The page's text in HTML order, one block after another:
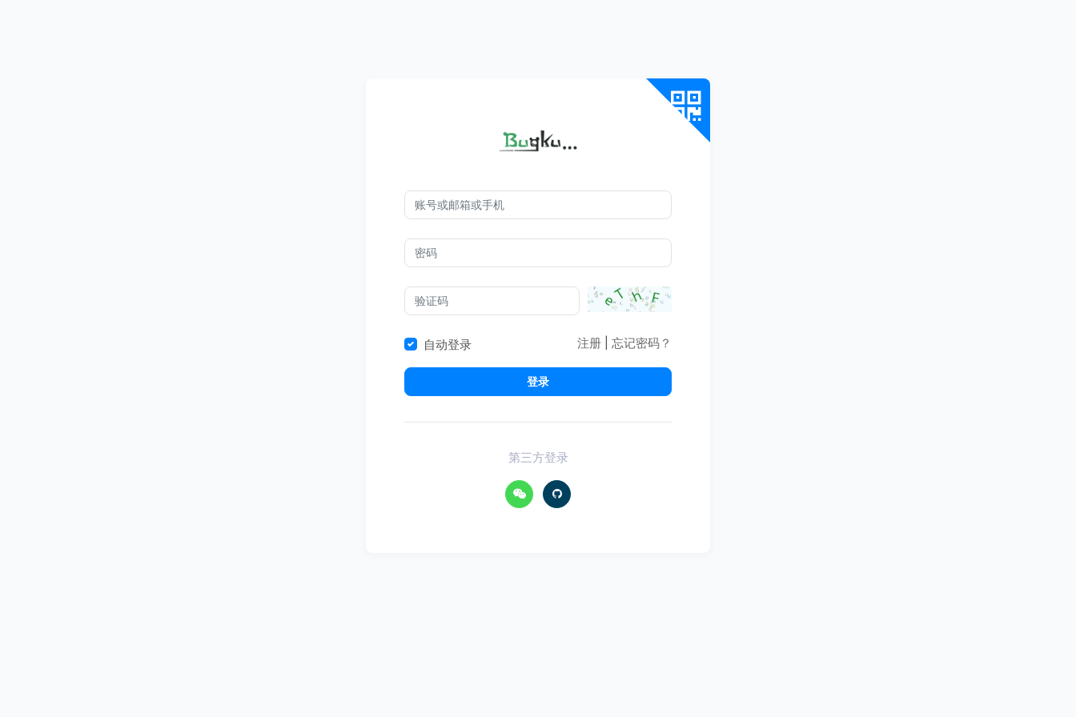
自动登录 注册 忘记密码？
登录
第三方登录